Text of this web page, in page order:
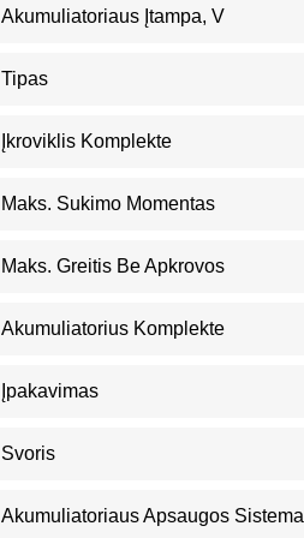
Akumuliatoriaus Įtampa, V
Tipas
Įkroviklis Komplekte
Maks. Sukimo Momentas
Maks. Greitis Be Apkrovos
Akumuliatorius Komplekte
Įpakavimas
Svoris
Akumuliatoriaus Apsaugos Sistema